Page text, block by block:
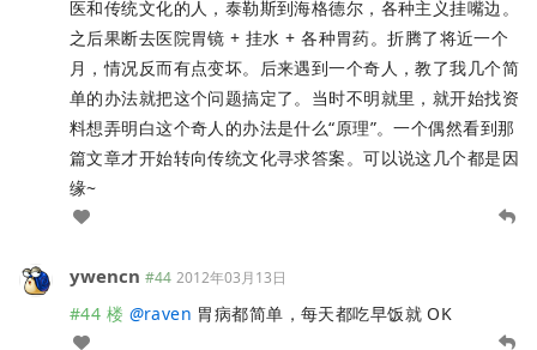
医和传统文化的人，泰勒斯到海格德尔，各种主义挂嘴边。
之后果断去医院胃镜 + 挂水 + 各种胃药。折腾了将近一个
月，情况反而有点变坏。后来遇到一个奇人，教了我几个简
单的办法就把这个问题搞定了。当时不明就里，就开始找资
料想弄明白这个奇人的办法是什么“原理”。一个偶然看到那
篇文章才开始转向传统文化寻求答案。可以说这几个都是因
缘~
ywencn #44 2012年03月13日
#44 楼 @raven 胃病都简单，每天都吃早饭就 OK